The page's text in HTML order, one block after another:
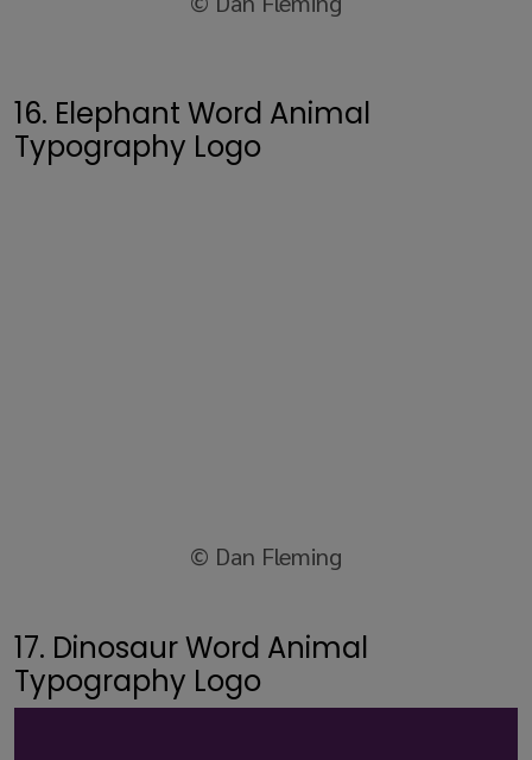
16. Elephant Word Animal
Typography Logo
© Dan Fleming
17. Dinosaur Word Animal
Typography Logo